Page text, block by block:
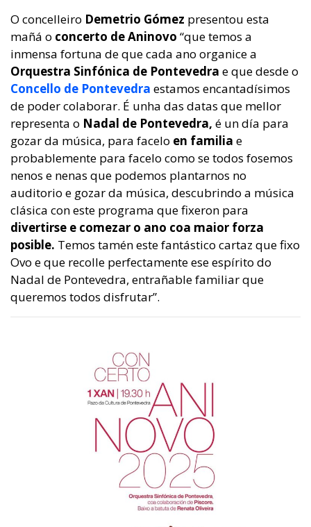
O concelleiro Demetrio Gómez presentou esta
mañá o concerto de Aninovo “que temos a
inmensa fortuna de que cada ano organice a
Orquestra Sinfónica de Pontevedra e que desde o
Concello de Pontevedra estamos encantadísimos
de poder colaborar. É unha das datas que mellor
representa o Nadal de Pontevedra, é un día para
gozar da música, para facelo en familia e
probablemente para facelo como se todos fosemos
nenos e nenas que podemos plantarnos no
auditorio e gozar da música, descubrindo a música
clásica con este programa que fixeron para
divertirse e comezar o ano coa maior forza
posible. Temos tamén este fantástico cartaz que fixo
Ovo e que recolle perfectamente ese espírito do
Nadal de Pontevedra, entrañable familiar que
queremos todos disfrutar”.